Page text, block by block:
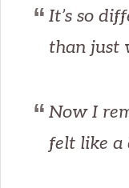
It’s so
than just
Now I
felt like a